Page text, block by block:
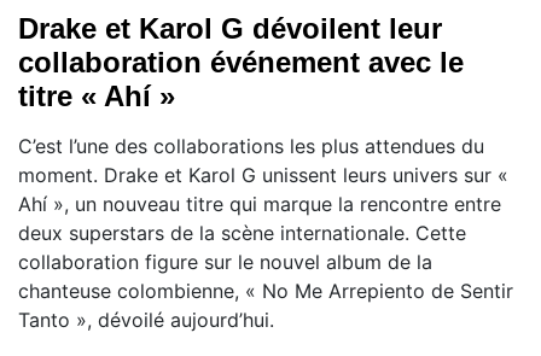
Drake et Karol G dévoilent leur
collaboration événement avec le
titre « Ahí »
C’est l’une des collaborations les plus attendues du
moment. Drake et Karol G unissent leurs univers sur «
Ahí », un nouveau titre qui marque la rencontre entre
deux superstars de la scène internationale. Cette
collaboration figure sur le nouvel album de la
chanteuse colombienne, « No Me Arrepiento de Sentir
Tanto », dévoilé aujourd’hui.